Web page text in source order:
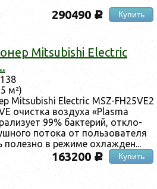
290490 c Купить
Mitsubishi Electric
м²)
Mitsubishi Electric MSZ-FH25VE2
очис­тка воз­ду­ха «Plasma
99% бак­те­рий, от­кло­
по­тока от поль­зо­вате­ля
в ре­жиме ох­лажден...
163200c Купить